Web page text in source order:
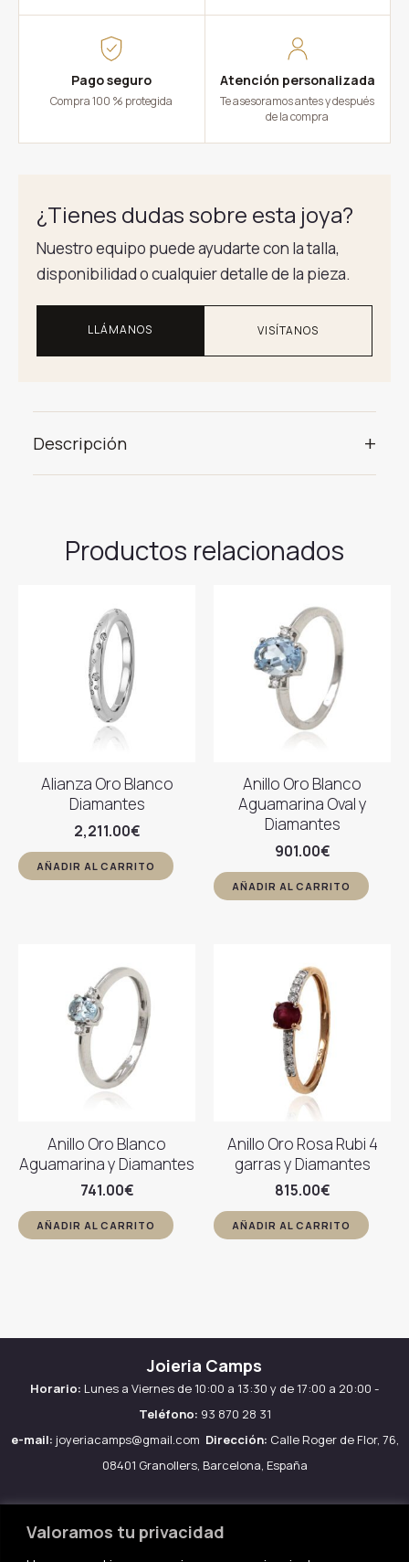
Valoramos tu privacidad
Pago seguro
Compra 100 % protegida
Atención personalizada
Te asesoramos antes y después
de la compra
¿Tienes dudas sobre esta joya?
Nuestro equipo puede ayudarte con la talla,
disponibilidad o cualquier detalle de la pieza.
LLÁMANOS VISÍTANOS
Descripción +
Productos relacionados
Alianza Oro Blanco
Diamantes
2,211.00€
AÑADIR AL CARRITO
Anillo Oro Blanco
Aguamarina Oval y
Diamantes
901.00€
AÑADIR AL CARRITO
Anillo Oro Blanco
Aguamarina y Diamantes
741.00€
AÑADIR AL CARRITO
Anillo Oro Rosa Rubi 4
garras y Diamantes
815.00€
AÑADIR AL CARRITO
Joieria Camps
Horario: Lunes a Viernes de 10:00 a 13:30 y de 17:00 a 20:00 -
Teléfono: 93 870 28 31
e-mail: joyeriacamps@gmail.com Dirección: Calle Roger de Flor, 76,
08401 Granollers, Barcelona, España